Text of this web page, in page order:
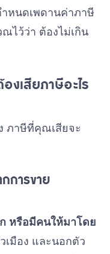
หนดเพดานค่าภาษี
ไว้ว่า ต้องไม่เกิน
งเสียภาษีอะไร
ภาษีที่คุณเสียจะ
การขาย
หรือมีคนให้มาโดย
เมือง และนอกตัว